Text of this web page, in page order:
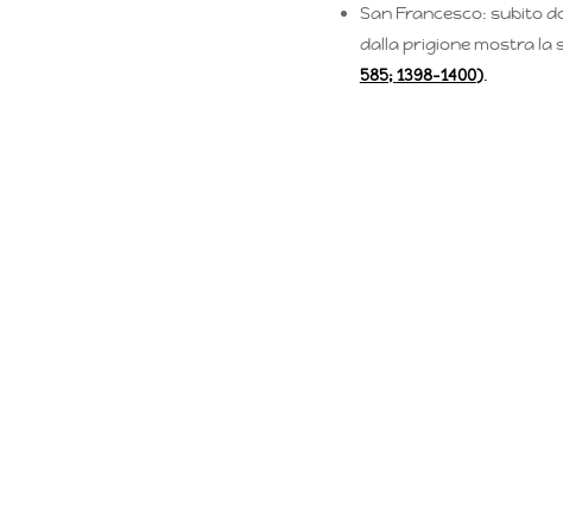
San Francesco: subito
dalla prigione mostra la
585;1398-1400).